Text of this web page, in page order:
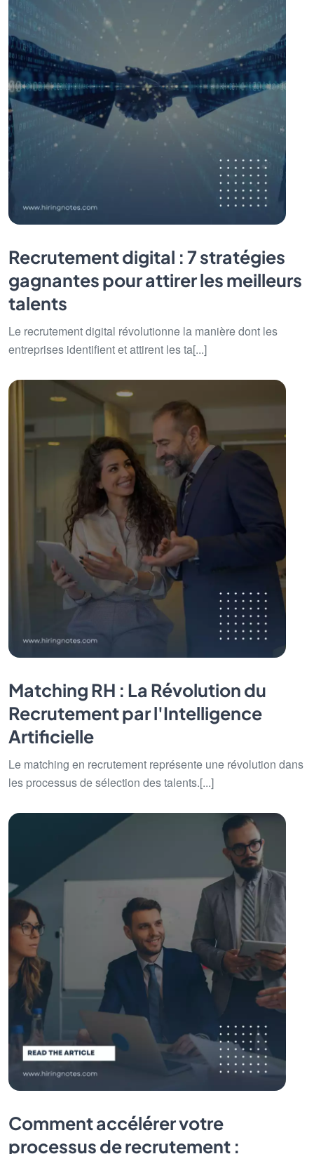
Recrutement digital : 7 stratégies
gagnantes pour attirer les meilleurs
talents
Le recrutement digital révolutionne la manière dont les
entreprises identifient et attirent les ta[...]
Matching RH : La Révolution du
Recrutement par l'Intelligence
Artificielle
Le matching en recrutement représente une révolution dans
les processus de sélection des talents.[...]
Comment accélérer votre
processus de recrutement :